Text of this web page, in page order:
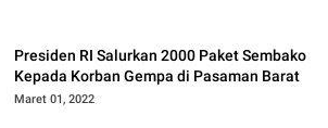
Presiden RI Salurkan 2000 Paket Sembako
Kepada Korban Gempa di Pasaman Barat
Maret 01, 2022